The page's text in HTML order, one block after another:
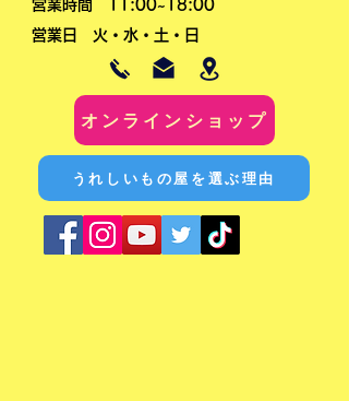
営業時間 11:00~18:00
​営業日 火・水・土・日
オンラインショップ
うれしいもの屋を選ぶ理由